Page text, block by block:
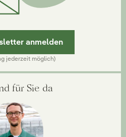
anmelden
jederzeit möglich)
für Sie da